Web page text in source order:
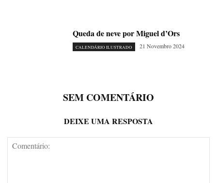
Queda de neve por Miguel d’Ors
CALENDÁRIO ILUSTRADO 21 Novembro 2024
SEM COMENTÁRIO
DEIXE UMA RESPOSTA